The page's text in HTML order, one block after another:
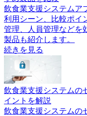
飲食業支援システムア
利用シーン、比較ポイ
管理、人員管理などを
製品も紹介します。
続きを見る
飲食業支援システムの
イントを解説
飲食業支援システムの